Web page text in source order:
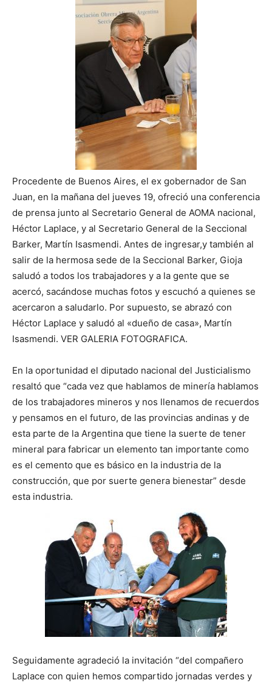
Procedente de Buenos Aires, el ex gobernador de San
Juan, en la mañana del jueves 19, ofreció una conferencia
de prensa junto al Secretario General de AOMA nacional,
Héctor Laplace, y al Secretario General de la Seccional
Barker, Martín Isasmendi. Antes de ingresar,y también al
salir de la hermosa sede de la Seccional Barker, Gioja
saludó a todos los trabajadores y a la gente que se
acercó, sacándose muchas fotos y escuchó a quienes se
acercaron a saludarlo. Por supuesto, se abrazó con
Héctor Laplace y saludó al «dueño de casa», Martín
Isasmendi. VER GALERIA FOTOGRAFICA.
En la oportunidad el diputado nacional del Justicialismo
resaltó que “cada vez que hablamos de minería hablamos
de los trabajadores mineros y nos llenamos de recuerdos
y pensamos en el futuro, de las provincias andinas y de
esta parte de la Argentina que tiene la suerte de tener
mineral para fabricar un elemento tan importante como
es el cemento que es básico en la industria de la
construcción, que por suerte genera bienestar” desde
esta industria.
Seguidamente agradeció la invitación “del compañero
Laplace con quien hemos compartido jornadas verdes y